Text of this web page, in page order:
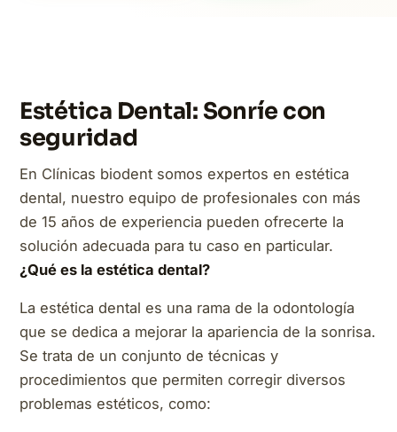
Estética Dental: Sonríe con
seguridad
En Clínicas biodent somos expertos en estética
dental, nuestro equipo de profesionales con más
de 15 años de experiencia pueden ofrecerte la
solución adecuada para tu caso en particular.
¿Qué es la estética dental?
La estética dental es una rama de la odontología
que se dedica a mejorar la apariencia de la sonrisa.
Se trata de un conjunto de técnicas y
procedimientos que permiten corregir diversos
problemas estéticos, como: